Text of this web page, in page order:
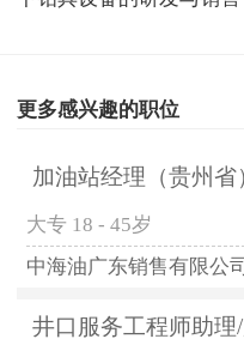
更多感兴趣的职位
加油站经理（贵州省
大专 18 - 45岁
中海油广东销售有限公司
井口服务工程师助理